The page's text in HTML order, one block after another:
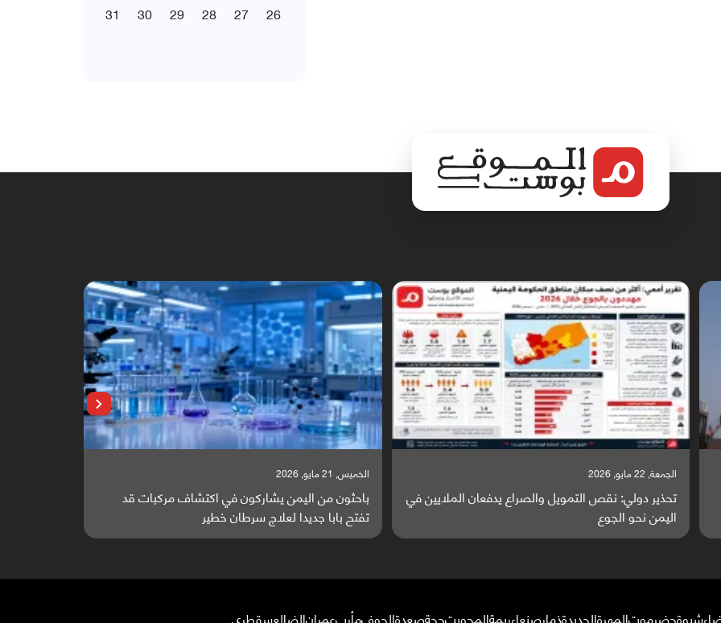
26
27
28
29
30
31
الجمعة, 22 مايو, 2026
تحذير دولي: نقص التمويل والصراع يدفعان الملايين في
اليمن نحو الجوع
الخميس, 21 مايو, 2026
باحثون من اليمن يشاركون في اكتشاف مركبات قد
تفتح بابا جديدا لعلاج سرطان خطير
شبوةحضرموتالمهرةالحديدةذمارصنعاءريمةالمحويتحجةصعدةالجوفمأربعمرانالضالعسقطرى